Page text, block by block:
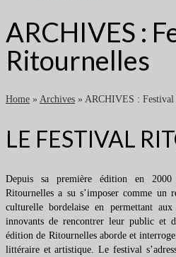
ARCHIVES :
Ritournelles
Home » Archives » ARCHIVES : Festival
LE FESTIVAL
Depuis sa première édition en
Ritournelles a su s’imposer comme un
culturelle bordelaise en permettant
innovants de rencontrer leur public et
édition de Ritournelles aborde et
littéraire et artistique. Le festival